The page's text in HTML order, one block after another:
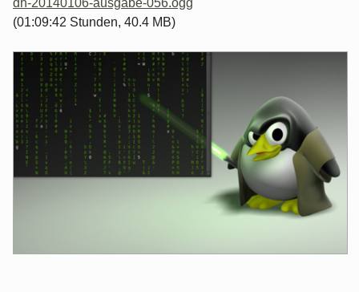
dh-20140106-ausgabe-056.ogg
(01:09:42 Stunden, 40.4 MB)